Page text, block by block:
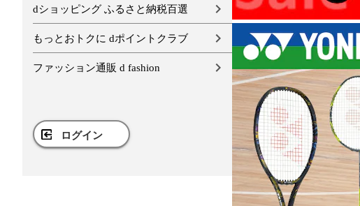
dショッピング ふるさと納税百選
もっとおトクに dポイントクラブ
ファッション通販 d fashion
ログイン